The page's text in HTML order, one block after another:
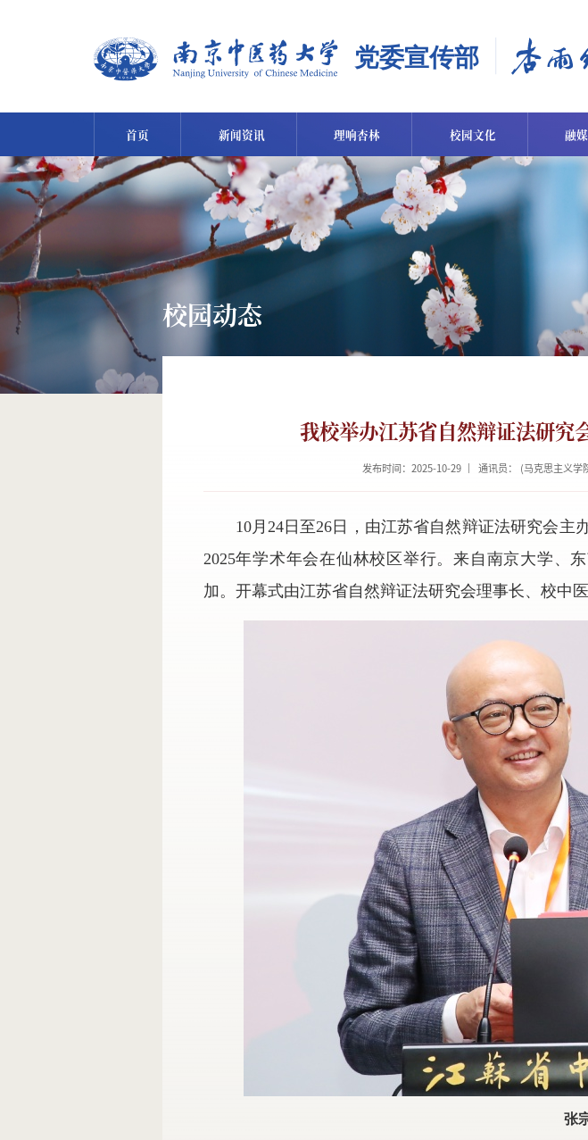
首页 新闻资讯 理响杏林 校园文化 融
校园动态
我校举办江苏省自然辩证法研
发布时间：2025-10-29 通讯员： (马克思主义学
10月24日至26日，由江苏省自然辩证法研究会
2025年学术年会在仙林校区举行。来自南京大学、
加。开幕式由江苏省自然辩证法研究会理事长、校中
张